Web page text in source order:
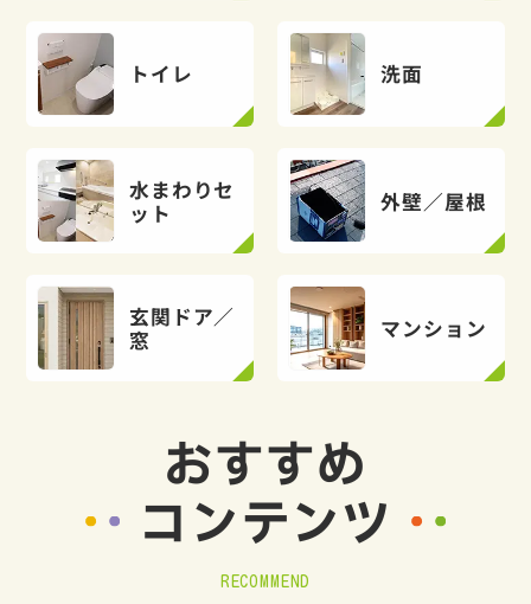
トイレ 洗面
水まわりセ
ット
外壁／屋根
玄関ドア／
窓
マンション
おすすめ
コンテンツ
RECOMMEND